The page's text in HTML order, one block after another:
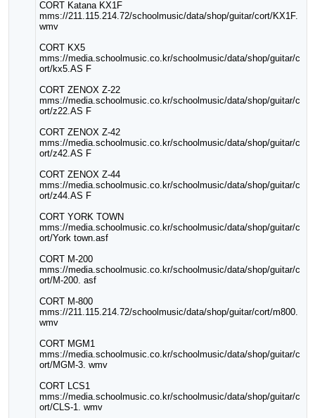
CORT Katana KX1F
mms://211.115.214.72/schoolmusic/data/shop/guitar/cort/KX1F.
wmv
CORT KX5
mms://media.schoolmusic.co.kr/schoolmusic/data/shop/guitar/c
ort/kx5.AS F
CORT ZENOX Z-22
mms://media.schoolmusic.co.kr/schoolmusic/data/shop/guitar/c
ort/z22.AS F
CORT ZENOX Z-42
mms://media.schoolmusic.co.kr/schoolmusic/data/shop/guitar/c
ort/z42.AS F
CORT ZENOX Z-44
mms://media.schoolmusic.co.kr/schoolmusic/data/shop/guitar/c
ort/z44.AS F
CORT YORK TOWN
mms://media.schoolmusic.co.kr/schoolmusic/data/shop/guitar/c
ort/York town.asf
CORT M-200
mms://media.schoolmusic.co.kr/schoolmusic/data/shop/guitar/c
ort/M-200. asf
CORT M-800
mms://211.115.214.72/schoolmusic/data/shop/guitar/cort/m800.
wmv
CORT MGM1
mms://media.schoolmusic.co.kr/schoolmusic/data/shop/guitar/c
ort/MGM-3. wmv
CORT LCS1
mms://media.schoolmusic.co.kr/schoolmusic/data/shop/guitar/c
ort/CLS-1. wmv